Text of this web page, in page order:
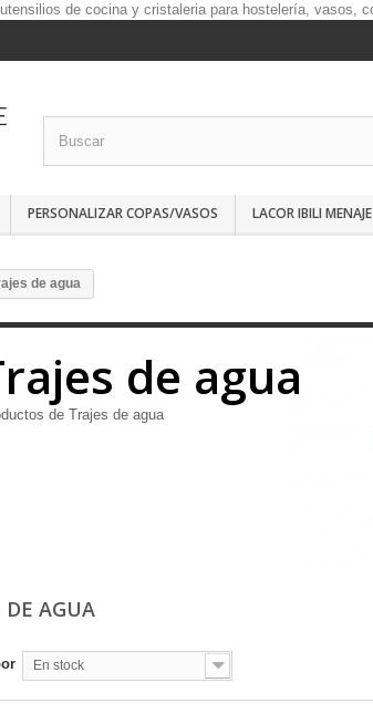
PERSONALIZAR COPAS/VASOS LACOR IBILI MENAJE
de agua
de agua
de Trajes de agua
DE AGUA
En stock